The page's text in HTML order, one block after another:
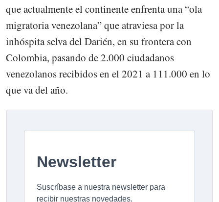
que actualmente el continente enfrenta una “ola
migratoria venezolana” que atraviesa por la
inhóspita selva del Darién, en su frontera con
Colombia, pasando de 2.000 ciudadanos
venezolanos recibidos en el 2021 a 111.000 en lo
que va del año.